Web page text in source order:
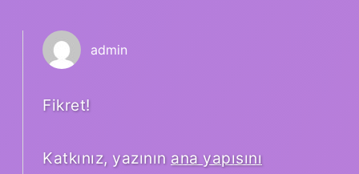
admin
Fikret!
Katkınız, yazının ana yapısını